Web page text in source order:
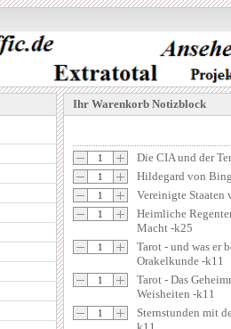
Ihr Warenkorb Notizblock
Die CIA und der
Hildegard von
Vereinigte Staaten
Heimliche
Macht -k25
Tarot - und was er
Orakelkunde -k11
Tarot - Das
Weisheiten -k11
Sternstunden mit